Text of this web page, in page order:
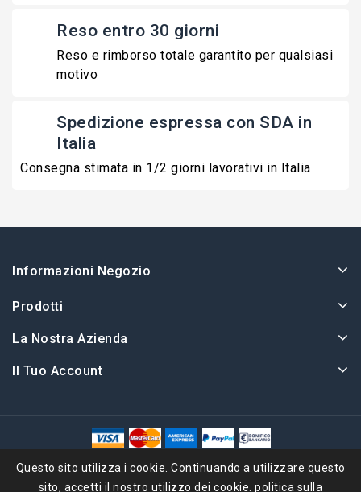
Reso entro 30 giorni
Reso e rimborso totale garantito per qualsiasi
motivo
Spedizione espressa con SDA in
Italia
Consegna stimata in 1/2 giorni lavorativi in Italia
Informazioni Negozio
Prodotti
La Nostra Azienda
Il Tuo Account
Questo sito utilizza i cookie. Continuando a utilizzare questo
sito, accetti il ​​nostro utilizzo dei cookie. politica sulla
© 2026 - Ape Collection Srl